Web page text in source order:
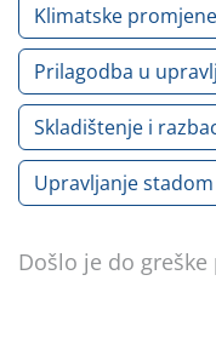
Klimatske
Prilagodba u
Skladištenje i
Upravljanje stadom
Došlo je do